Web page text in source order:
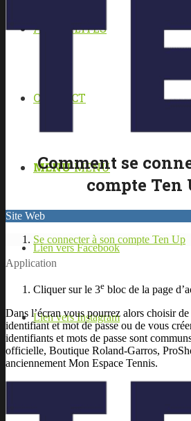
ACTUALITÉS
CONTACT
MENU MENU
Lien vers Facebook
Lien vers Instagram
Comment se
compte Ten
Site Web
Se connecter à son compte Ten Up
Application
Cliquer sur le 3e bloc de la page
Dans l’écran vous pourrez alors choisir
identifiant et mot de passe ou de vous
identifiants et mots de passe sont
officielle, Boutique Roland-Garros,
anciennement Mon Espace Tennis.